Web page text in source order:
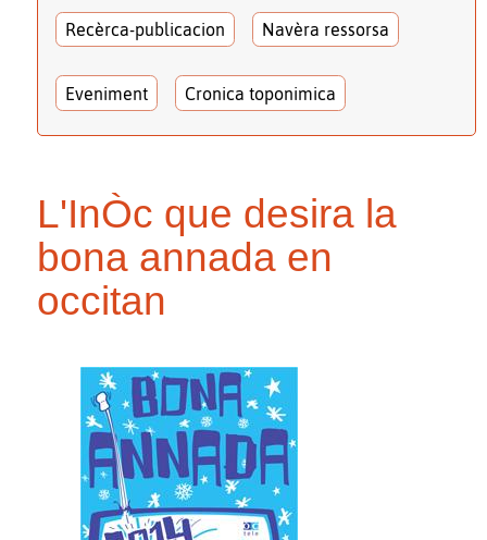
Recèrca-publicacion Navèra ressorsa
Eveniment Cronica toponimica
L'InÒc que desira la
bona annada en
occitan